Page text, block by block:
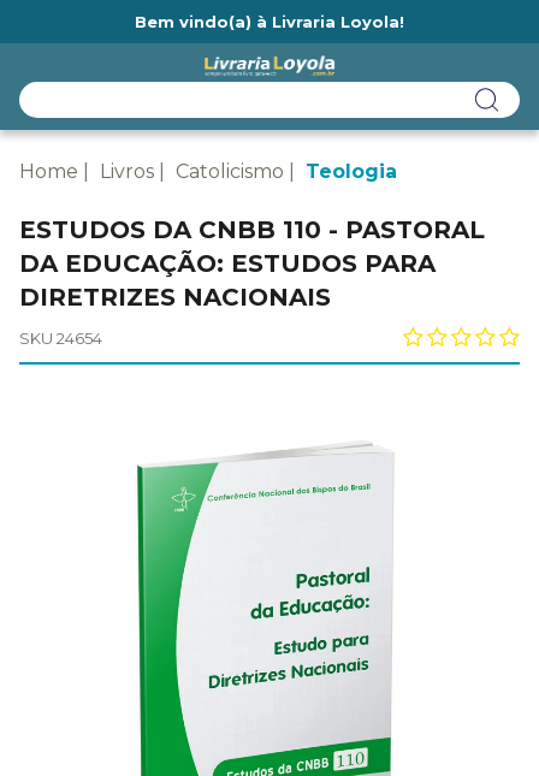
Bem vindo(a) à Livraria Loyola!
Home Livros Catolicismo Teologia
ESTUDOS DA CNBB 110 - PASTORAL
DA EDUCAÇÃO: ESTUDOS PARA
DIRETRIZES NACIONAIS
SKU 24654